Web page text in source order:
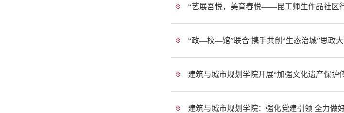
“艺展吾悦，美育春悦——昆工师生作品社区
“政—校—馆”联合 携手共创“生态治城”思政
建筑与城市规划学院开展“加强文化遗产保
建筑与城市规划学院：强化党建引领 全力做